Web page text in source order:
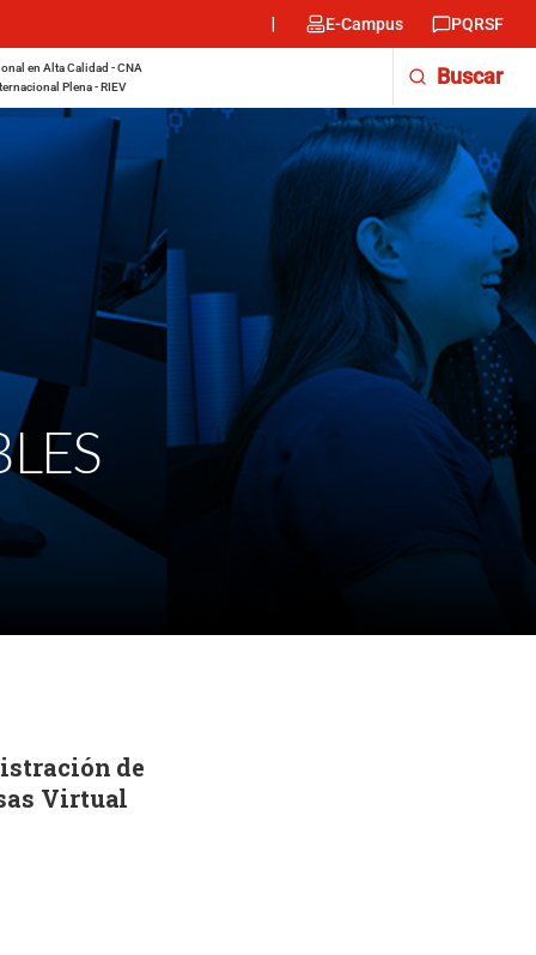
Menu
encabezado
E-Campus PQRSF
en Alta Calidad - CNA
Plena - RIEV
Buscar
de
Virtual